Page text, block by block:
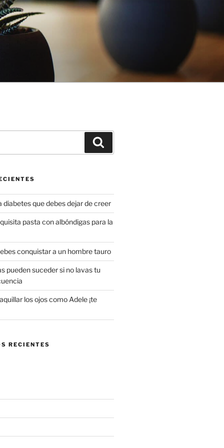
diabetes que debes dejar de creer
pasta con albóndigas para la
conquistar a un hombre tauro
pueden suceder si no lavas tu
los ojos como Adele ¡te
RECIENTES